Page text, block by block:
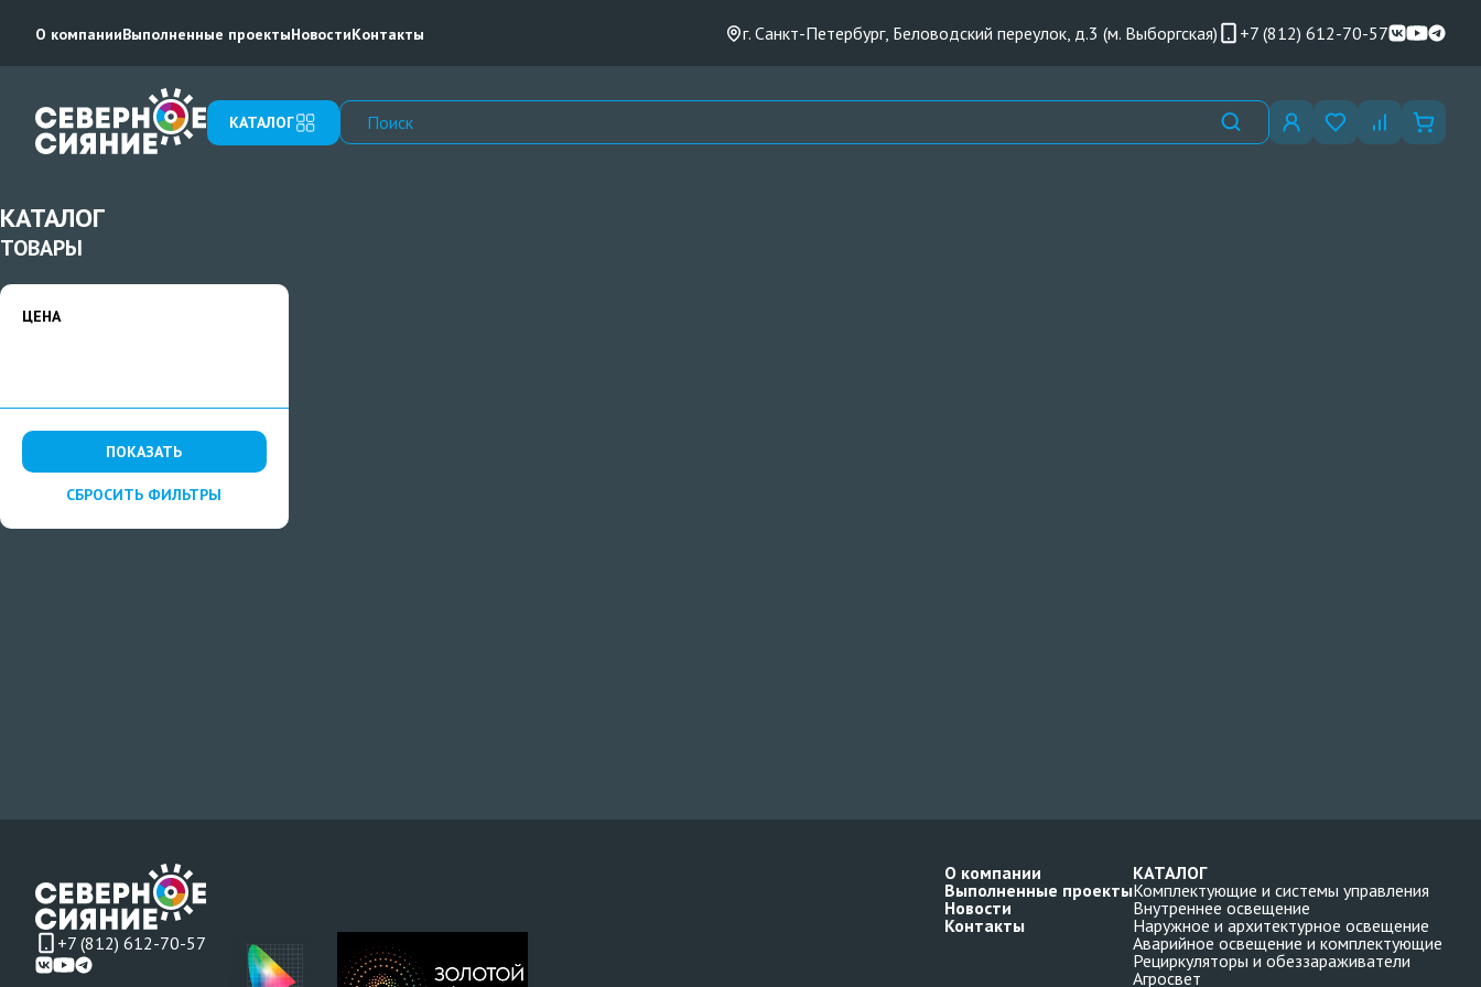
О компанииВыполненные проектыНовостиКонтакты г. Санкт-Петербург, Беловодский переулок, д.3 (м. Выборгская) +7 (812) 612-70-57
КАТАЛОГ
КАТАЛОГ
ТОВАРЫ
ЦЕНА
ПОКАЗАТЬ
СБРОСИТЬ ФИЛЬТРЫ
+7 (812) 612-70-57
О компании
Выполненные проекты
Новости
Контакты
КАТАЛОГ
Комплектующие и системы управления
Внутреннее освещение
Наружное и архитектурное освещение
Аварийное освещение и комплектующие
Рециркуляторы и обеззараживатели
Агросвет